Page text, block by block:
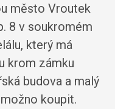
město Vroutek
8 v soukromém
který má
krom zámku
budova a malý
koupit.